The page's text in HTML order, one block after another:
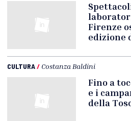
Firenze
edizione
CULTURA/ Costanza Baldini
Fino a
e i
della